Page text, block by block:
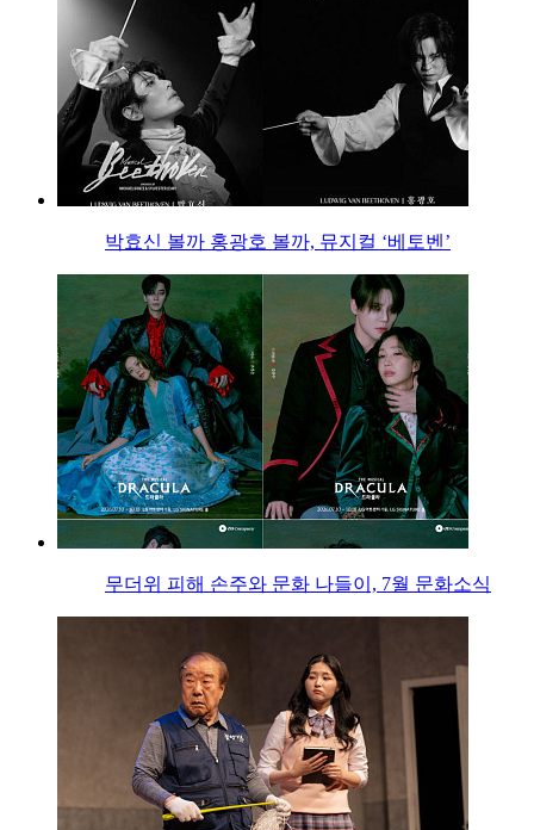
박효신 볼까 홍광호 볼까, 뮤지컬 ‘베토벤’
무더위 피해 손주와 문화 나들이, 7월 문화소식